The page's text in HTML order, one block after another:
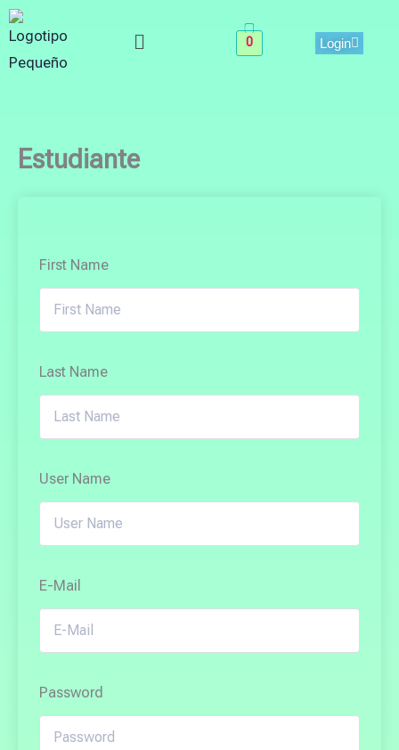
Skip
to
content
Menu 0 Login
Estudiante
First Name
Last Name
User Name
E-Mail
Password